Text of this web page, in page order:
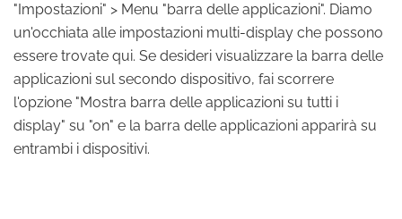
"Impostazioni" > Menu "barra delle applicazioni". Diamo
un'occhiata alle impostazioni multi-display che possono
essere trovate qui. Se desideri visualizzare la barra delle
applicazioni sul secondo dispositivo, fai scorrere
l'opzione "Mostra barra delle applicazioni su tutti i
display" su "on" e la barra delle applicazioni apparirà su
entrambi i dispositivi.